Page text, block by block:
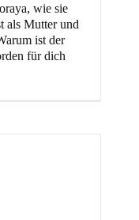
wie sie
als Mutter und
ist der
für dich